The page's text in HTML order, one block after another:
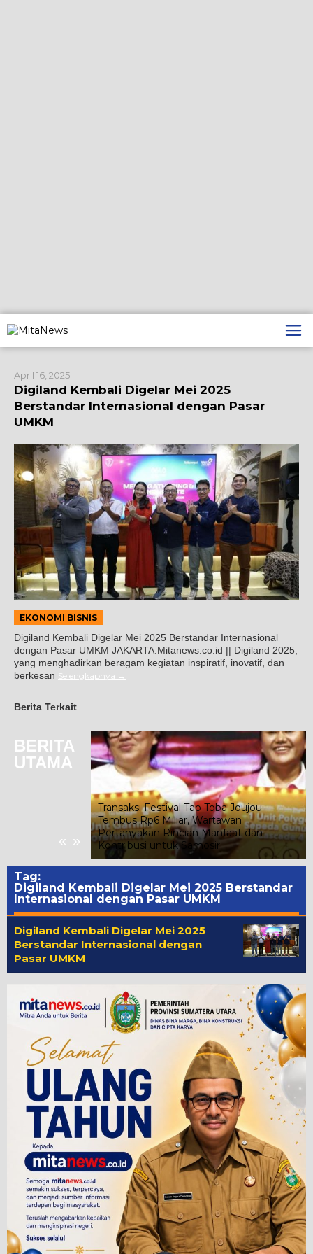
ke
konten
April 16, 2025
Digiland Kembali Digelar Mei 2025
Berstandar Internasional dengan Pasar
UMKM
EKONOMI BISNIS
Digiland Kembali Digelar Mei 2025 Berstandar Internasional
dengan Pasar UMKM JAKARTA.Mitanews.co.id || Digiland 2025,
yang menghadirkan beragam kegiatan inspiratif, inovatif, dan
berkesan Selengkapnya
Berita Terkait
BERITA
UTAMA
« »
Transaksi Festival Tao Toba Joujou
Tembus Rp6 Miliar, Wartawan
Pertanyakan Rincian Manfaat dan
Kontribusi untuk Samosir
Tag:
Digiland Kembali Digelar Mei 2025 Berstandar
Internasional dengan Pasar UMKM
Digiland Kembali Digelar Mei 2025
Berstandar Internasional dengan
Pasar UMKM